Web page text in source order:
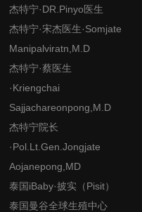
杰特宁·DR.Pinyo医生
杰特宁·宋杰医生·Somjate
Manipalviratn,M.D
杰特宁·蔡医生
·Kriengchai
Sajjachareonpong,M.D
杰特宁院长
·Pol.Lt.Gen.Jongjate
Aojanepong,MD
泰国iBaby·披实（Pisit）
泰国曼谷全球生殖中心